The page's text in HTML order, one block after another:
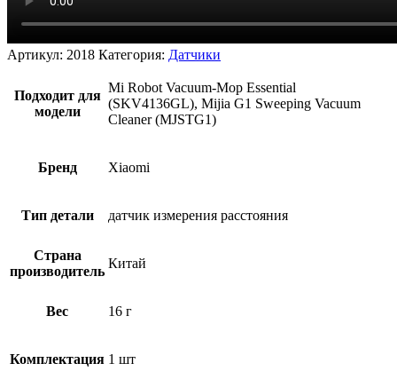
Артикул: 2018 Категория: Датчики
Подходит для
модели
Mi Robot Vacuum-Mop Essential
(SKV4136GL), Mijia G1 Sweeping Vacuum
Cleaner (MJSTG1)
Бренд Xiaomi
Тип детали датчик измерения расстояния
Страна
производитель
Китай
Вес 16 г
Комплектация 1 шт